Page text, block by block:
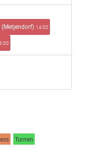
14:00
Turnen